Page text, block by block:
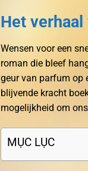
Het verhaal
Wensen voor een
roman die bleef
geur van parfum op
blijvende kracht
mogelijkheid om
MỤC LỤC